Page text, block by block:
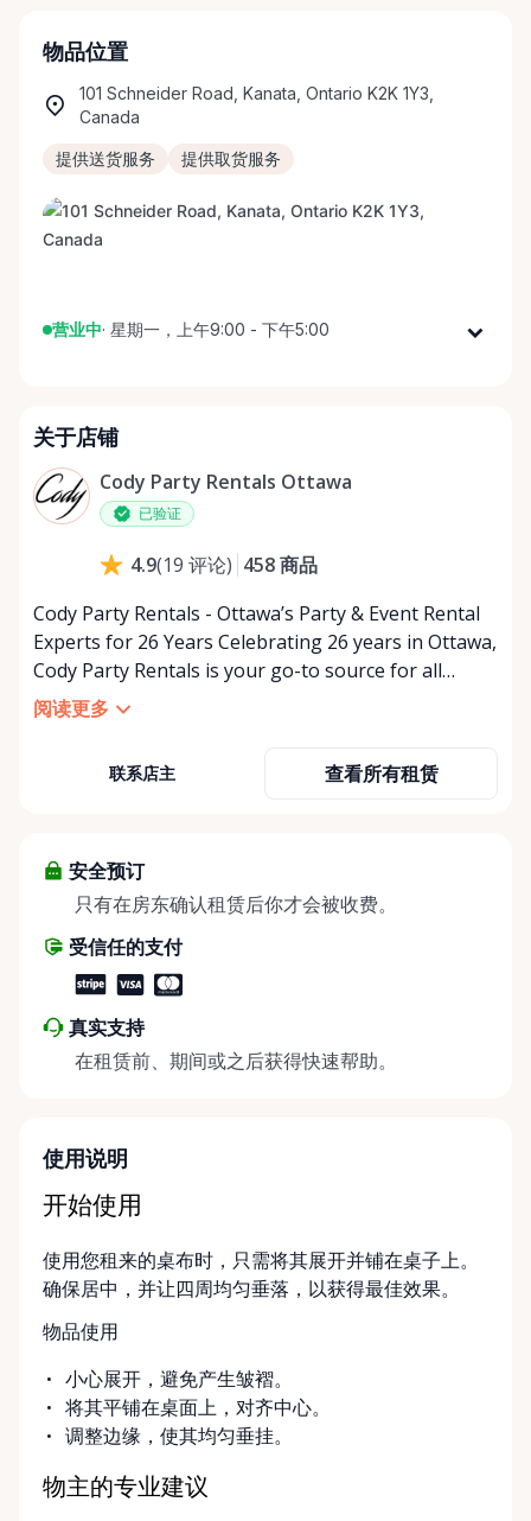
物品位置
101 Schneider Road, Kanata, Ontario K2K 1Y3,
Canada
提供送货服务 提供取货服务
营业中· 星期一，上午9:00 - 下午5:00
星期三
星期四
上午9:00 - 下午5:00
星期五
关于店铺
Cody Party Rentals Ottawa
已验证
4.9(19 评论) 458商品
Cody Party Rentals - Ottawa’s Party & Event Rental
Experts for 26 Years Celebrating 26 years in Ottawa,
Cody Party Rentals is your go-to source for all
things party and event rentals. We’re proud to be a
partner of Rent Anything, expanding our offerings
At Cody Party Rentals, we believe in the power of
about more than just saving money; it’s about
helping people enjoy more for less while making a
share instead of buy, we’re all doing our part to
make things easier on Mother Nature.
阅读更多
联系店主 查看所有租赁
安全预订
只有在房东确认租赁后你才会被收费。
受信任的支付
真实支持
在租赁前、期间或之后获得快速帮助。
使用说明
开始使用
使用您租来的桌布时，只需将其展开并铺在桌子上。
确保居中，并让四周均匀垂落，以获得最佳效果。
物品使用
小心展开，避免产生皱褶。
将其平铺在桌面上，对齐中心。
调整边缘，使其均匀垂挂。
物主的专业建议